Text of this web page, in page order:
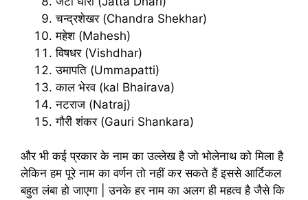
चन्द्रशेखर (Chandra Shekhar)
महेश (Mahesh)
विषधर (Vishdhar)
उमापति (Ummapatti)
काल भेरव (kal Bhairava)
नटराज (Natraj)
गौरी शंकर (Gauri Shankara)
और भी कई प्रकार के नाम का उल्लेख है जो भोलेनाथ को मिला है
लेकिन हम पूरे नाम का वर्णन तो नहीं कर सकते हैं इससे आर्टिकल
बहुत लंबा हो जाएगा | उनके हर नाम का अलग ही महत्व है जैसे कि